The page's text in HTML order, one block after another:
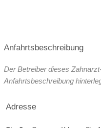
Anfahrtsbeschreibung
Der Betreiber dieses
Anfahrtsbeschreibung
Adresse